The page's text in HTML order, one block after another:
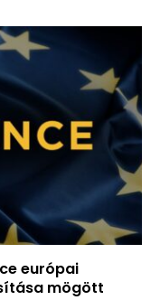
európai
mögött